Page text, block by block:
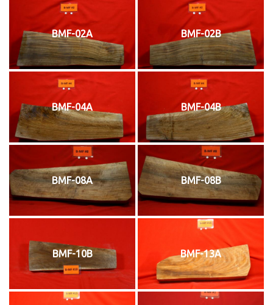
BMF-02A BMF-02B
BMF-04A BMF-04B
BMF-08A BMF-08B
BMF-10B BMF-13A